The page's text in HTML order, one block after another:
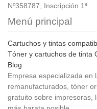
Nº358787, Inscripción 1ª
Menú principal
Cartuchos y tintas
Tóner y cartuchos de tinta
Blog
Empresa especializada en
remanufacturados, tóner
gratuito sobre impresoras,